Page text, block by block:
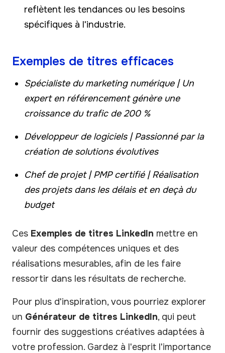
reflètent les tendances ou les besoins
spécifiques à l'industrie.
Exemples de titres efficaces
Spécialiste du marketing numérique | Un
expert en référencement génère une
croissance du trafic de 200 %
Développeur de logiciels | Passionné par la
création de solutions évolutives
Chef de projet | PMP certifié | Réalisation
des projets dans les délais et en deçà du
budget
Ces Exemples de titres LinkedIn mettre en
valeur des compétences uniques et des
réalisations mesurables, afin de les faire
ressortir dans les résultats de recherche.
Pour plus d'inspiration, vous pourriez explorer
un Générateur de titres LinkedIn, qui peut
fournir des suggestions créatives adaptées à
votre profession. Gardez à l'esprit l'importance